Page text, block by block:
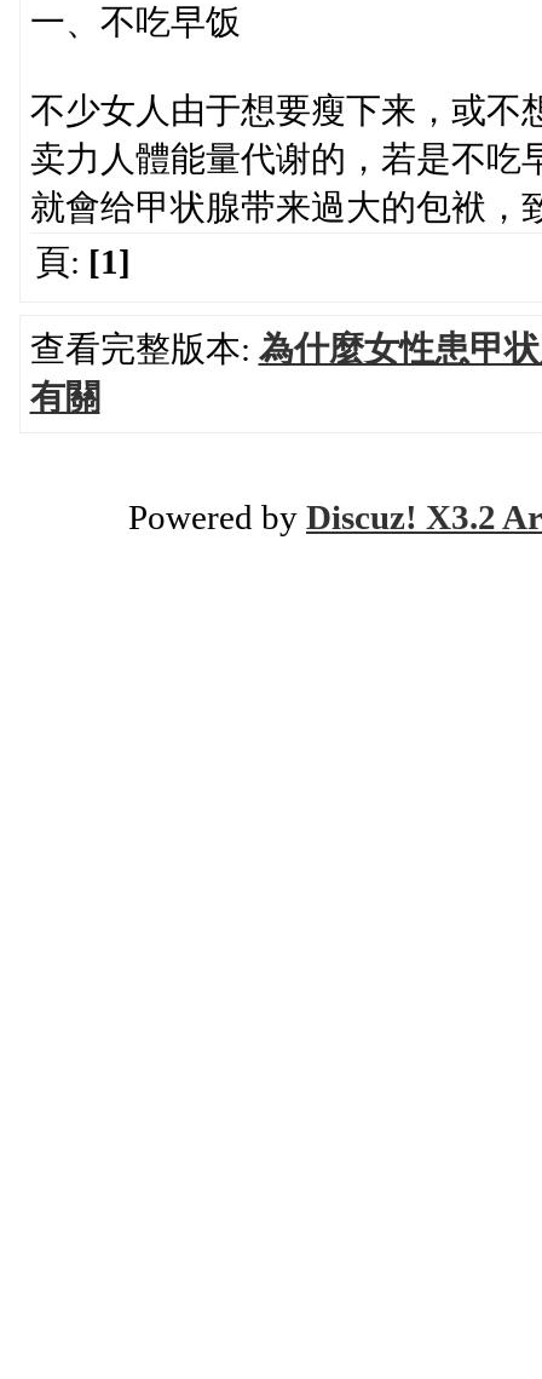
一、不吃早饭
不少女人由于想要瘦下来，或不
卖力人體能量代谢的，若是不吃
就會给甲状腺带来過大的包袱，
頁: [1]
查看完整版本: 為什麼女性患甲
有關
Powered by Discuz! X3.2